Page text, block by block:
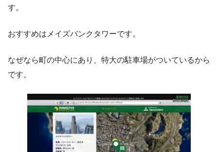
す。
おすすめはメイズバンクタワーです。
なぜなら町の中心にあり、特大の駐車場がついているから
です。